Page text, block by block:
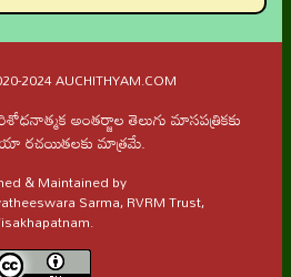
2024 AUCHITHYAM.COM
అంతర్జాల తెలుగు మాసపత్రికకు
రచయితలకు మాత్రమే.
& Maintained by
Sarma, RVRM Trust,